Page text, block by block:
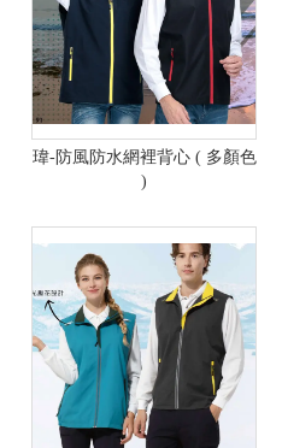
瑋-防風防水網裡背心 ( 多顏色
)